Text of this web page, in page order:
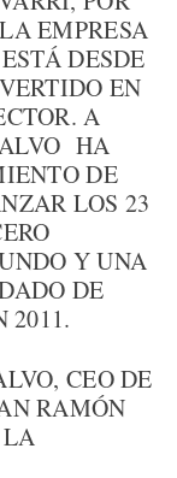
EMPRESA
DESDE
EN
A
HA
DE
LOS 23
Y UNA
DE
2011.
CEO DE
RAMÓN
LA